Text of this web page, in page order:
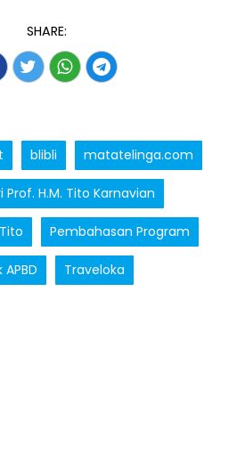
SHARE:
blibli matatelinga.com
H.M. Tito Karnavian
Pembahasan Program
Traveloka